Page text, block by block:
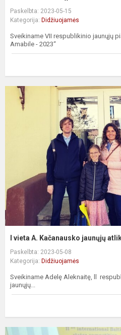
Paskelbta: 2023-05-15
Kategorija: Didžiuojamės
Sveikiname VII respublikinio jaunųjų
Amabile - 2023“
l vieta A. Kačanausko jaunųjų
Paskelbta: 2023-05-08
Kategorija: Didžiuojamės
Sveikiname Adelę Aleknaitę, ll
jaunųjų...